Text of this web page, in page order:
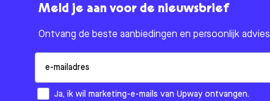
Meld je aan voor de nieuwsbrief
Ontvang de beste aanbiedingen en persoonlijk advies
How would you like to hear from us?
Ja, ik wil marketing-e-mails van Upway ontvangen.